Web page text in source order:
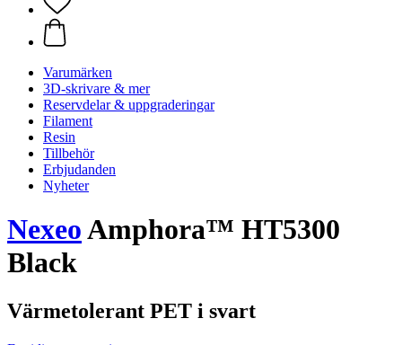
Varumärken
3D-skrivare & mer
Reservdelar & uppgraderingar
Filament
Resin
Tillbehör
Erbjudanden
Nyheter
NexeoAmphora™ HT5300
Black
Värmetolerant PET i svart